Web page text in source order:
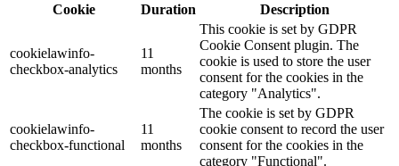
Cookie
Duration Description
cookielawinfo-
checkbox-analytics
11
months
This cookie is set by GDPR
Cookie Consent plugin. The
cookie is used to store the user
consent for the cookies in the
category "Analytics".
cookielawinfo-
checkbox-functional
11
months
The cookie is set by GDPR
cookie consent to record the user
consent for the cookies in the
category "Functional".